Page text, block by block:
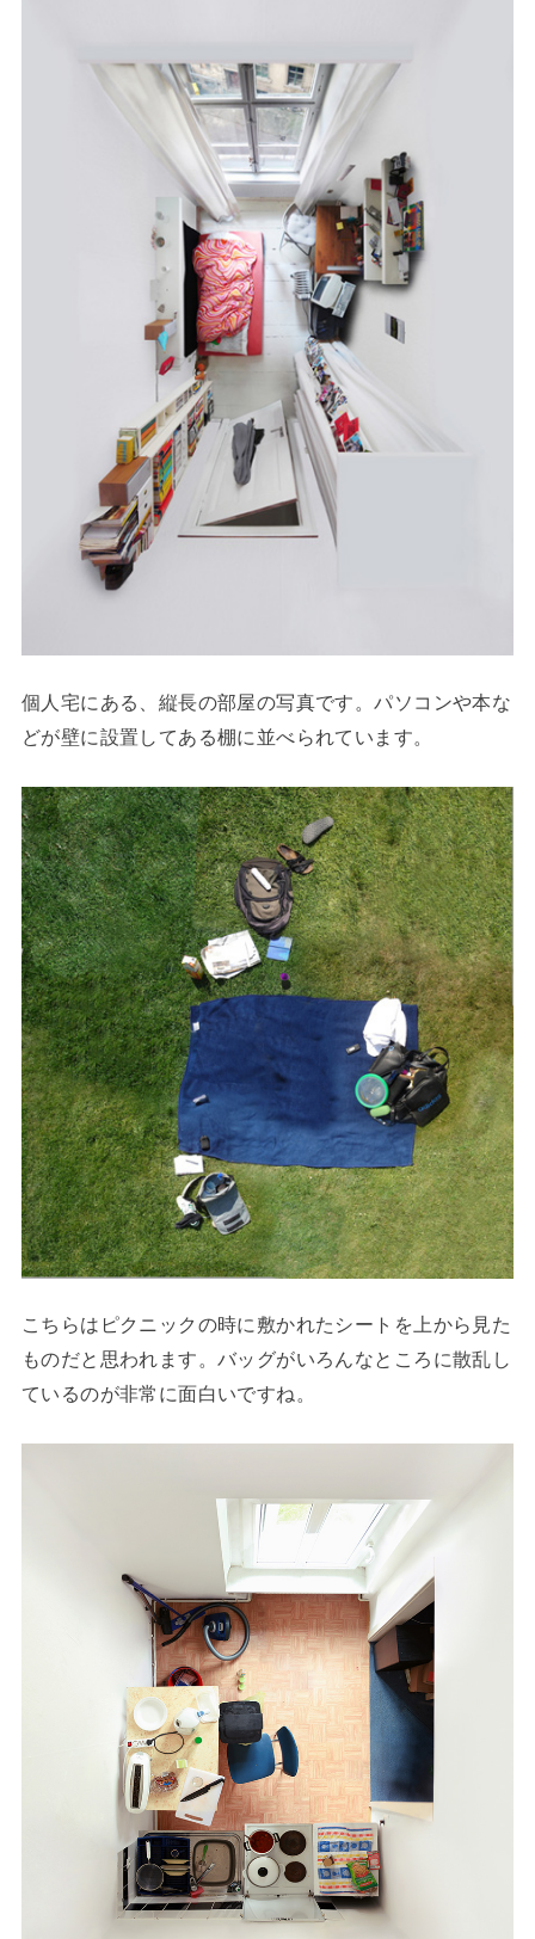
個人宅にある、縦長の部屋の写真です。パソコンや本な
どが壁に設置してある棚に並べられています。
こちらはピクニックの時に敷かれたシートを上から見た
ものだと思われます。バッグがいろんなところに散乱し
ているのが非常に面白いですね。